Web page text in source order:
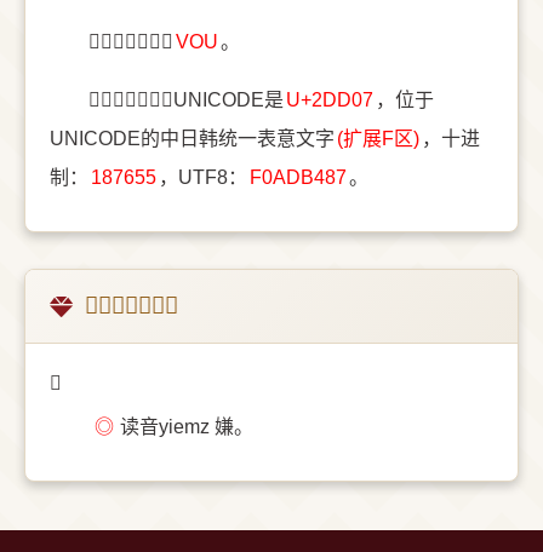
〔𭴇〕字五笔是 VOU。
〔𭴇〕字统一码UNICODE是 U+2DD07 ，位于
UNICODE的中日韩统一表意文字 (扩展F区) ，十进
制：
187655 ，UTF8： F0ADB487。
𭴇的古壮字释义
𭴇
◎ 读音yiemz 嫌。